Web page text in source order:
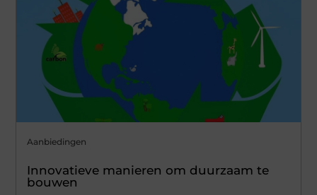
Aanbiedingen
Innovatieve manieren om duurzaam te
bouwen